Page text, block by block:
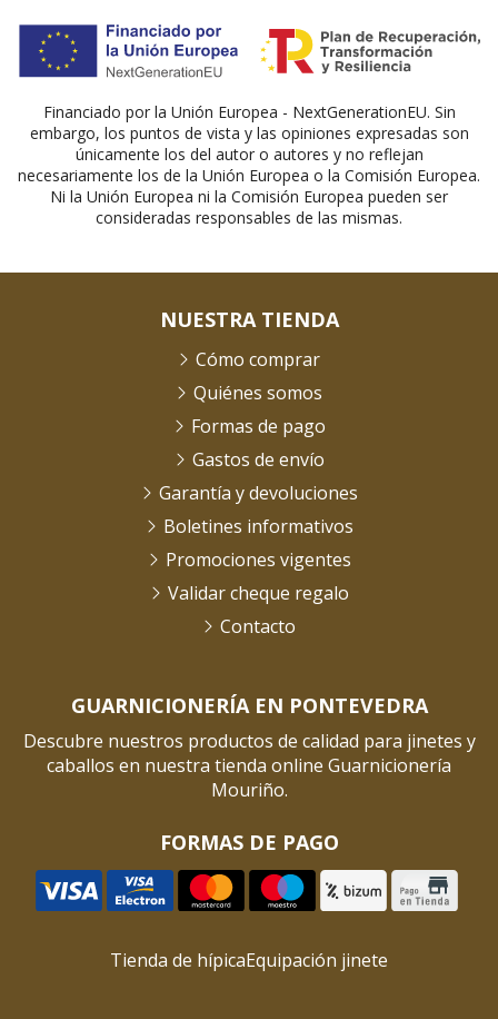
Financiado por la Unión Europea - NextGenerationEU. Sin
embargo, los puntos de vista y las opiniones expresadas son
únicamente los del autor o autores y no reflejan
necesariamente los de la Unión Europea o la Comisión Europea.
Ni la Unión Europea ni la Comisión Europea pueden ser
consideradas responsables de las mismas.
GUARNICIONERÍA EN PONTEVEDRA
Descubre nuestros productos de calidad para jinetes y
caballos en nuestra tienda online Guarnicionería
Mouriño.
FORMAS DE PAGO
NUESTRA TIENDA
Cómo comprar
Quiénes somos
Formas de pago
Gastos de envío
Garantía y devoluciones
Boletines informativos
Promociones vigentes
Validar cheque regalo
Contacto
Tienda de hípicaEquipación jinete